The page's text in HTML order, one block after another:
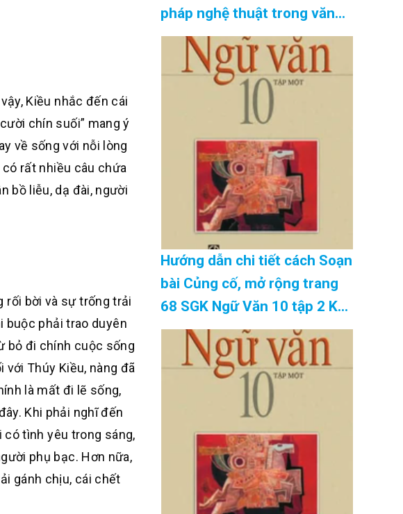
Kiều nhắc đến cái
chín suối” mang ý
về sống với nỗi lòng
rất nhiều câu chứa
bồ liễu, dạ đài, người
rối bời và sự trống trải
buộc phải trao duyên
bỏ đi chính cuộc sống
Thúy Kiều, nàng đã
là mất đi lẽ sống,
Khi phải nghĩ đến
tình yêu trong sáng,
phụ bạc. Hơn nữa,
gánh chịu, cái chết
pháp nghệ thuật trong văn
bản thuyết minh siêu ngắn
hay nhất Cập Nhật 08/2026
Hướng dẫn chi tiết cách Soạn
bài Củng cố, mở rộng trang
68 SGK Ngữ Văn 10 tập 2 Kết
nối tri thức – hay nhất Cập
Nhật 08/2026